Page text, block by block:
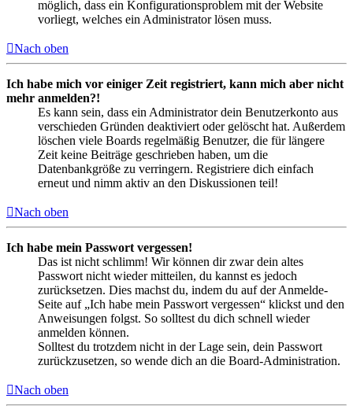
möglich, dass ein Konfigurationsproblem mit der Website
vorliegt, welches ein Administrator lösen muss.
Nach oben
Ich habe mich vor einiger Zeit registriert, kann mich aber nicht
mehr anmelden?!
Es kann sein, dass ein Administrator dein Benutzerkonto aus
verschieden Gründen deaktiviert oder gelöscht hat. Außerdem
löschen viele Boards regelmäßig Benutzer, die für längere
Zeit keine Beiträge geschrieben haben, um die
Datenbankgröße zu verringern. Registriere dich einfach
erneut und nimm aktiv an den Diskussionen teil!
Nach oben
Ich habe mein Passwort vergessen!
Das ist nicht schlimm! Wir können dir zwar dein altes
Passwort nicht wieder mitteilen, du kannst es jedoch
zurücksetzen. Dies machst du, indem du auf der Anmelde-
Seite auf „Ich habe mein Passwort vergessen“ klickst und den
Anweisungen folgst. So solltest du dich schnell wieder
anmelden können.
Solltest du trotzdem nicht in der Lage sein, dein Passwort
zurückzusetzen, so wende dich an die Board-Administration.
Nach oben